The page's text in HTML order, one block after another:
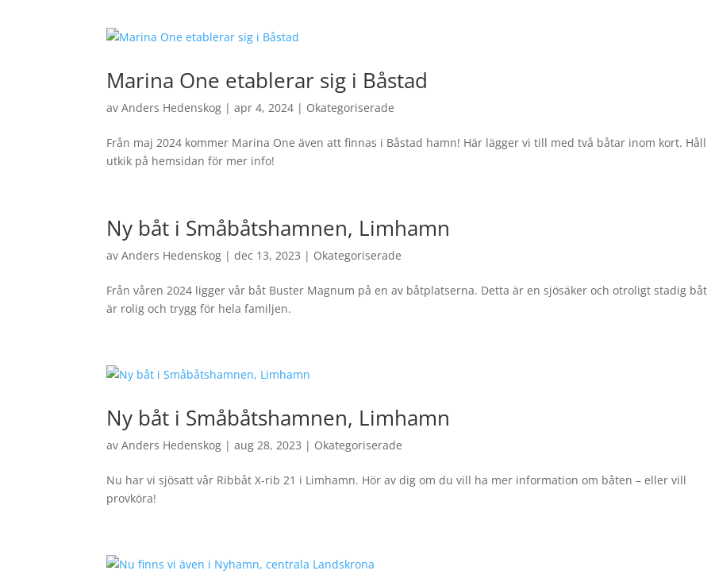
Marina One etablerar sig i Båstad
avAnders Hedenskog |apr 4, 2024 | Okategoriserade
Från maj 2024 kommer Marina One även att finnas i Båstad hamn! Här lägger vi till med två båtar inom kort. Håll
utkik på hemsidan för mer info!
Ny båt i Småbåtshamnen, Limhamn
avAnders Hedenskog |dec 13, 2023 | Okategoriserade
Från våren 2024 ligger vår båt Buster Magnum på en av båtplatserna. Detta är en sjösäker och otroligt stadig båt
är rolig och trygg för hela familjen.
Ny båt i Småbåtshamnen, Limhamn
avAnders Hedenskog |aug 28, 2023 | Okategoriserade
Nu har vi sjösatt vår Ribbåt X-rib 21 i Limhamn. Hör av dig om du vill ha mer information om båten – eller vill
provköra!